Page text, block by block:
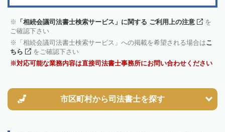
「相続会議司法書士検索サービス」に関する ご利用上の注意
を
ご確認下さい
「相続会議司法書士検索サービス」への掲載を希望される場合はこ
ちら
をご確認下さい
対応可能な業務内容は直接司法書士事務所にお問い合わせください
市区町村から司法書士を探す